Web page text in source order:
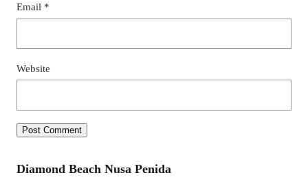
Email *
Website
Diamond Beach Nusa Penida